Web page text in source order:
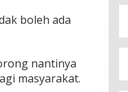
boleh ada
nantinya
masyarakat.